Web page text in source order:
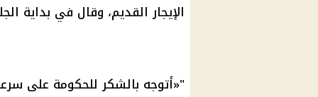
الإيجار القديم، وقال في بداية
"«أتوجه بالشكر للحكومة على